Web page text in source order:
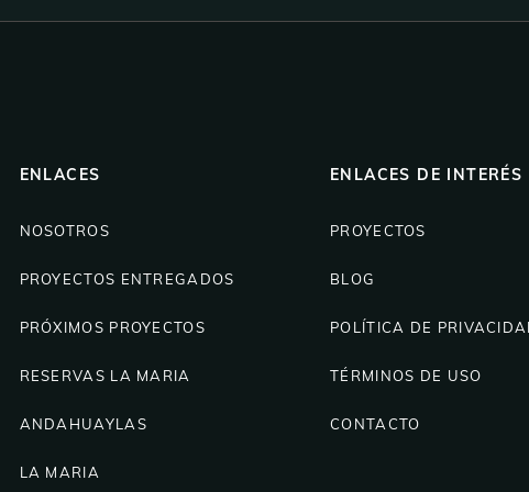
ENLACES
NOSOTROS
PROYECTOS ENTREGADOS
PRÓXIMOS PROYECTOS
RESERVAS LA MARIA
ANDAHUAYLAS
LA MARIA
ENLACES DE INTERÉS
PROYECTOS
BLOG
POLÍTICA DE
TÉRMINOS DE USO
CONTACTO